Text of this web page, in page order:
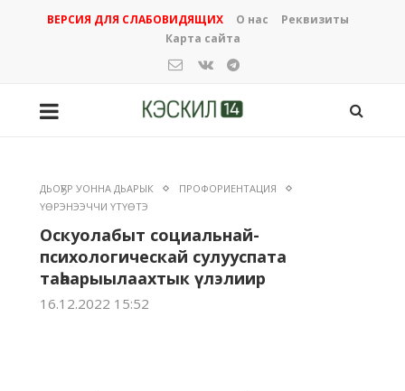
ВЕРСИЯ ДЛЯ СЛАБОВИДЯЩИХ О нас
Реквизиты
Карта сайта
ДЬОҔУР УОННА ДЬАРЫК
ПРОФОРИЕНТАЦИЯ
ҮӨРЭНЭЭЧЧИ ҮТҮӨТЭ
Оскуолабыт социальнай-
психологическай сулууспата
таһаарыылаахтык үлэлиир
16.12.2022 15:52